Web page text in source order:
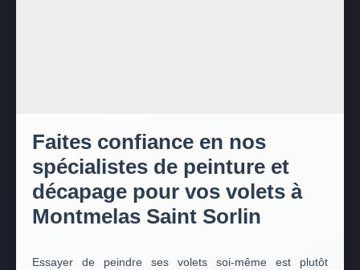
Faites confiance en nos
spécialistes de peinture et
décapage pour vos volets à
Montmelas Saint Sorlin
Essayer de peindre ses volets soi-même est plutôt